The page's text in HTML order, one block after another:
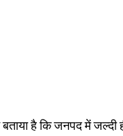
है कि जनपद में